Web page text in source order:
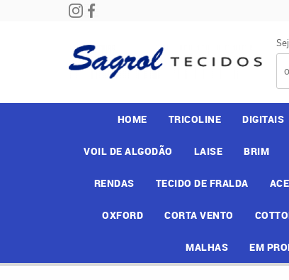
HOME TRICOLINE DIGITAIS
VOIL DE ALGODÃO LAISE BRIM
RENDAS TECIDO DE FRALDA
OXFORD CORTA VENTO
MALHAS EM